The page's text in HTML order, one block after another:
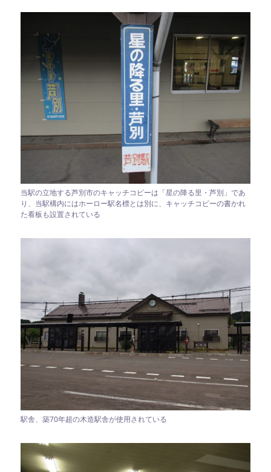
当駅の立地する芦別市のキャッチコピーは「星の降る里・芦別」であ
り、当駅構内にはホーロー駅名標とは別に、キャッチコピーの書かれ
た看板も設置されている
駅舎、築70年超の木造駅舎が使用されている